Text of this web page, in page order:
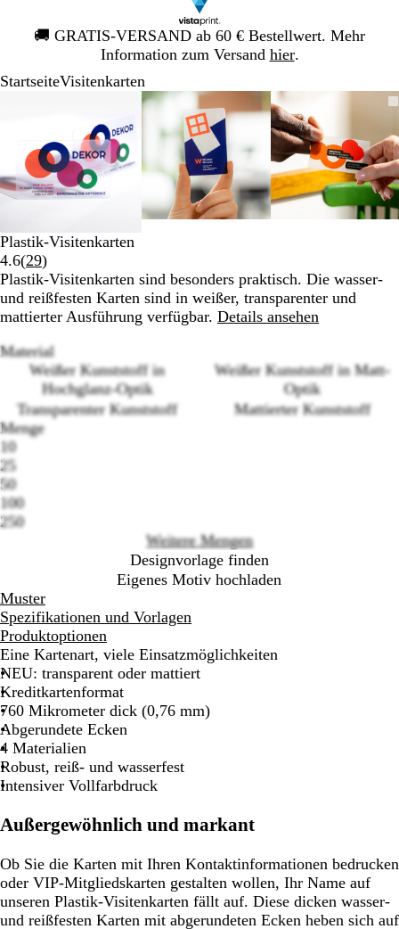
🚚 GRATIS-VERSAND ab 60 € Bestellwert. Mehr
Information zum Versand hier.
Galeriebild
1
StartseiteVisitenkarten
Vergrößer-/verkleinerbares
Minimum
Vergrößern
Verwenden
die
Tasten
+
und
Zoomen
die
Pfeiltasten
zum
Vergrößer-/verkleinerbares
Bild
Zoom
auf
Minimum
Klicken
zum
Vergrößern
Verwenden
Sie
die
Tasten
+
und
-
die
Pfeiltasten
zum
Minimum
die
Tasten
+
und
-
die
Plastik-Visitenkarten
4.6(29Bewertungen
29
lesen
)
Plastik-Visitenkarten sind besonders praktisch. Die wasser-
und reißfesten Karten sind in weißer, transparenter und
mattierter Ausführung verfügbar. Details ansehen
Material
Weißer Kunststoff in
Hochglanz-Optik
Weißer Kunststoff in Matt-
Optik
Transparenter Kunststoff
Mattierter Kunststoff
Menge
10
25
50
100
250
Weitere Mengen
Designvorlage finden
Eigenes Motiv hochladen
Muster
Spezifikationen und Vorlagen
Produktoptionen
Eine Kartenart, viele Einsatzmöglichkeiten
NEU: transparent oder mattiert
Kreditkartenformat
760 Mikrometer dick (0,76 mm)
Abgerundete Ecken
4 Materialien
Robust, reiß- und wasserfest
Intensiver Vollfarbdruck
Außergewöhnlich und markant
Ob Sie die Karten mit Ihren Kontaktinformationen bedrucken
oder VIP-Mitgliedskarten gestalten wollen, Ihr Name auf
unseren Plastik-Visitenkarten fällt auf. Diese dicken wasser-
und reißfesten Karten mit abgerundeten Ecken heben sich auf